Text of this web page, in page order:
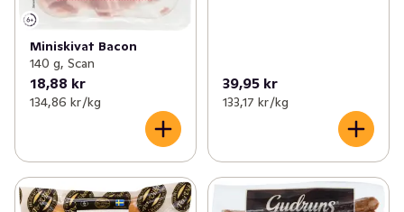
Miniskivat Bacon
140 g, Scan
18,88 kr
134,86 kr /kg
39,95 kr
133,17 kr /kg